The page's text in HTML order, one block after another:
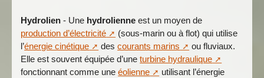
Hydrolien- Une hydrolienne est un moyen de
production d’électricité
(sous-marin ou à flot) qui utilise
l’énergie cinétique descourants marins
ou fluviaux.
Elle est souvent équipée d’uneturbine hydraulique
fonctionnant comme uneéolienne
utilisant l’énergie